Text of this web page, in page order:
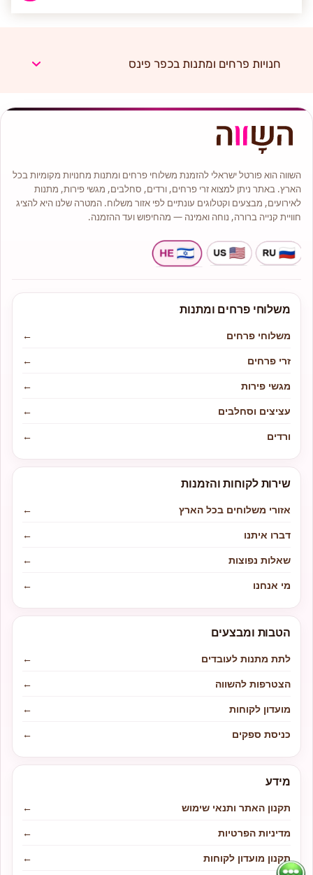
חנויות פרחים ומתנות בכפר פינס
השווה הוא פורטל ישראלי להזמנת משלוחי פרחים ומתנות מחנויות מקומיות בכל
הארץ. באתר ניתן למצוא זרי פרחים, ורדים, סחלבים, מגשי פירות, מתנות
לאירועים, מבצעים וקטלוגים עונתיים לפי אזור משלוח. המטרה שלנו היא להציג
חוויית קנייה ברורה, נוחה ואמינה — מהחיפוש ועד ההזמנה.
משלוחי פרחים ומתנות
משלוחי פרחים
←
זרי פרחים
←
מגשי פירות
←
עציצים וסחלבים
←
ורדים
←
שירות לקוחות והזמנות
אזורי משלוחים בכל הארץ
←
דברו איתנו
←
שאלות נפוצות
←
מי אנחנו
←
הטבות ומבצעים
לתת מתנות לעובדים
←
הצטרפות להשווה
←
מועדון לקוחות
←
כניסת ספקים
←
מידע
תקנון האתר ותנאי שימוש
←
מדיניות הפרטיות
←
תקנון מועדון לקוחות
←